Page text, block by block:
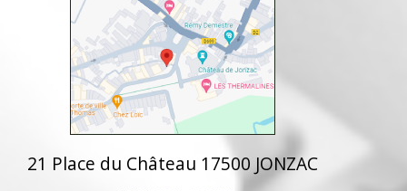
21 Place du Château 17500 JONZAC